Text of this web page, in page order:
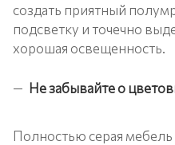
создать приятный
подсветку и точечно
хорошая освещенность.
Не забывайте о
Полностью серая